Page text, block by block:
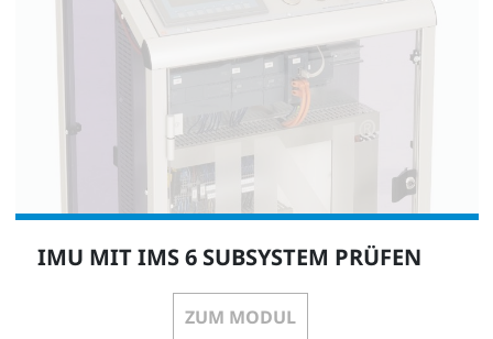
IMU MIT IMS 6 SUBSYSTEM PRÜFEN
ZUM MODUL